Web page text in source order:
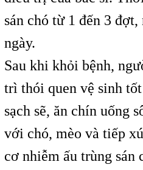
sán chó từ 1 đến 3
ngày.
Sau khi khỏi bệnh,
trì thói quen vệ sinh
sạch sẽ, ăn chín uống
với chó, mèo và tiếp
cơ nhiễm ấu trùng sán